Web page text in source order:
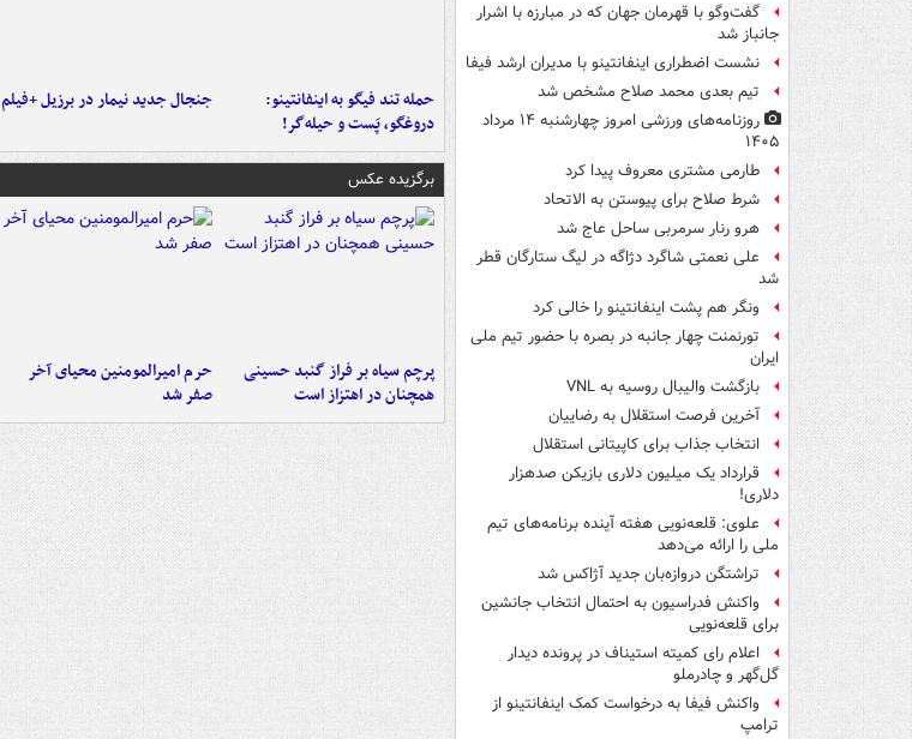
گفت‌وگو با قهرمان جهان که در مبارزه با اشرار
جانباز شد
نشست اضطراری اینفانتینو با مدیران ارشد فیفا
تیم بعدی محمد صلاح مشخص شد
روزنامه‌های ورزشی امروز چهارشنبه ۱۴ مرداد
۱۴۰۵
طارمی مشتری معروف پیدا کرد
شرط صلاح برای پیوستن به الاتحاد
هرو رنار سرمربی ساحل عاج شد
علی نعمتی شاگرد دژاگه در لیگ ستارگان قطر
شد
ونگر هم پشت اینفانتینو را خالی کرد
تورنمنت چهار جانبه در بصره با حضور تیم ملی
ایران
بازگشت والیبال روسیه به VNL
آخرین فرصت استقلال به رضاییان
انتخاب جذاب برای کاپیتانی استقلال
قرارداد یک میلیون دلاری بازیکن صدهزار
دلاری!
علوی: قلعه‌نویی هفته آینده برنامه‌های تیم
ملی را ارائه می‌دهد
تراِشتگن دروازه‌بان جدید آژاکس شد
واکنش فدراسیون به احتمال انتخاب جانشین
برای قلعه‌نویی
اعلام رای کمیته استیناف در پرونده دیدار
گل‌گهر و چادرملو
واکنش فیفا به درخواست کمک اینفانتینو از
ترامپ
حمله تند فیگو به اینفانتینو:
دروغگو، پَست‌ و حیله‌گر!
جنجال جدید نیمار در برزیل +فیلم
برگزیده عکس
پرچم سیاه بر فراز گنبد حسینی
همچنان در اهتزاز است
حرم امیرالمومنین محیای آخر
صفر شد